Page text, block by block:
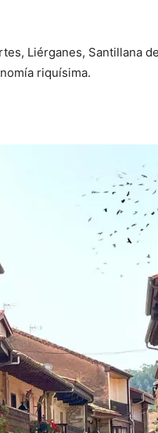
Liérganes, Santillana
riquísima.